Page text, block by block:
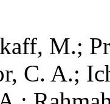
M.;
C. A.;